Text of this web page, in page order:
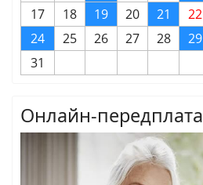
17
18 19 20 21 22
24
25 26 27 28 29
31
Онлайн-передплата